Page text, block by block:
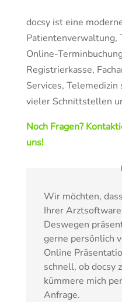
docsy ist eine
Patientenverwaltung,
Online-
Registrierkasse,
Services,
vieler Schnittstellen
Noch Fragen?
uns!
Wir möchten,
Ihrer
Deswegen
gerne persönlich
Online
schnell, ob docsy
kümmere mich
Anfrage.